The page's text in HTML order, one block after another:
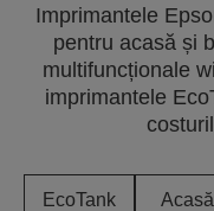
Imprimantele
pentru acasă și
multifuncționale
imprimantele
EcoTank Acasă